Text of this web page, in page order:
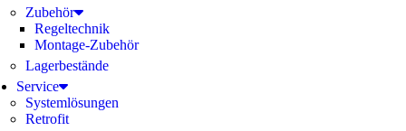
Zubehör
Regeltechnik
Montage-Zubehör
Lagerbestände
Service
Systemlösungen
Retrofit